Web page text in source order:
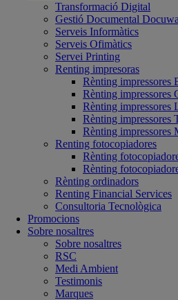
Transformació Digital
Gestió Documental
Serveis Informàtics
Serveis Ofimàtics
Servei Printing
Renting impresoras
Rènting impressores
Rènting impressores
Rènting impressores
Rènting impressores
Rènting impressores
Renting fotocopiadores
Rènting
Rènting
Rènting ordinadors
Renting Financial Services
Consultoria Tecnològica
Promocions
Sobre nosaltres
Sobre nosaltres
RSC
Medi Ambient
Testimonis
Marques